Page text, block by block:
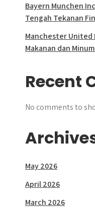
Bayern Munchen
Tengah Tekanan
Manchester United
Makanan dan
Recent
No comments to
May 2026
April 2026
March 2026